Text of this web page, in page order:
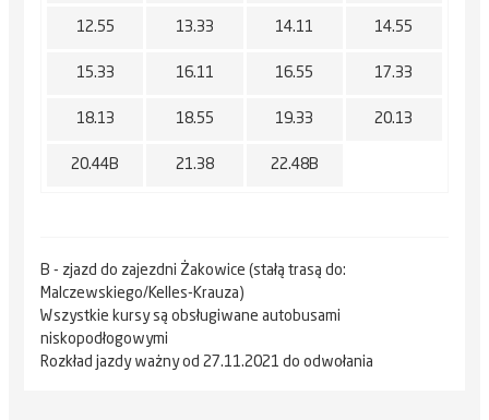
12.55 13.33 14.11 14.55
15.33 16.11 16.55 17.33
18.13 18.55 19.33 20.13
20.44B 21.38 22.48B
B - zjazd do zajezdni Żakowice (stałą trasą do:
Malczewskiego/Kelles-Krauza)
Wszystkie kursy są obsługiwane autobusami
niskopodłogowymi
Rozkład jazdy ważny od 27.11.2021 do odwołania